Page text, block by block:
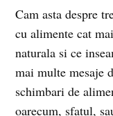
Cam asta despre
cu alimente cat
naturala si ce
mai multe mesaje
schimbari de
oarecum, sfatul,